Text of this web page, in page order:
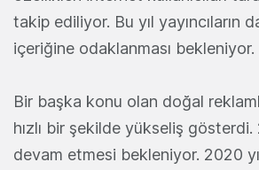
takip ediliyor. Bu yıl yayıncıların
içeriğine odaklanması bekleniyor.
Bir başka konu olan doğal
hızlı bir şekilde yükseliş
devam etmesi bekleniyor. 2020